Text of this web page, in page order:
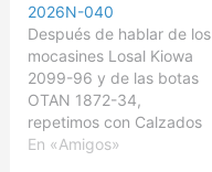
2026N-040
Después de hablar de los
mocasines Losal Kiowa
2099-96 y de las botas
OTAN 1872-34,
repetimos con Calzados
Losal, en esta ocasión
En «Amigos»